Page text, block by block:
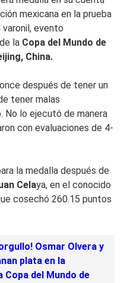
mexicana en la prueba
evento
la Copa del Mundo de
China.
después de tener un
tener malas
No lo ejecutó de manera
con evaluaciones de 4-
la medalla después de
Celaya, en el conocido
cosechó 260.15 puntos
Osmar Olvera y
plata en la
Copa del Mundo de